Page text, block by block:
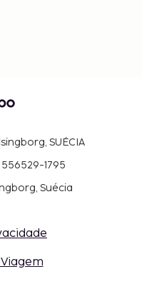
SUÉCIA
1795
Suécia